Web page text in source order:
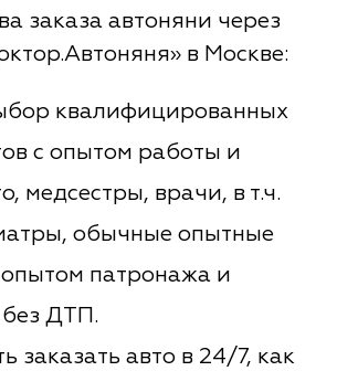
заказа автоняни через
в Москве:
квалифицированных
с опытом работы и
медсестры, врачи, в т.ч.
обычные опытные
патронажа и
ДТП.
заказать авто в 24/7, как